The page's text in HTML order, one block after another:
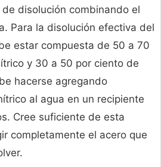
disolución combinando el
Para la disolución efectiva del
estar compuesta de 50 a 70
y 30 a 50 por ciento de
hacerse agregando
al agua en un recipiente
Cree suficiente de esta
completamente el acero que